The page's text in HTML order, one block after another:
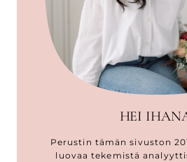
HEI
Perustin tämän sivuston
luovaa tekemistä